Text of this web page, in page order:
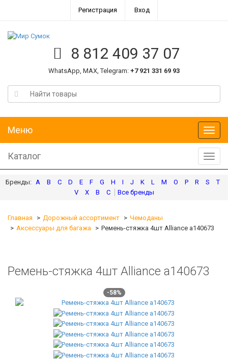
Регистрация Вход
8 812 409 37 07
WhatsApp, MAX, Telegram: +7 921 331 69 93
Меню
Меню
Каталог
A B C D E F G H I J K L M O P R S
T
V
X В С
Главная Дорожный ассортимент
Чемоданы
Аксессуары для багажа
Ремень-стяжка 4шт Alliance а140673
Ремень-стяжка 4шт Alliance а140673
-58%